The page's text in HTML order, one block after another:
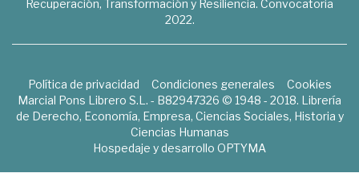
Recuperación, Transformación y Resiliencia. Convocatoria
2022.
Política de privacidad Condiciones generales
Cookies
Marcial Pons Librero S.L. - B82947326 © 1948 - 2018. Librería
de Derecho, Economía, Empresa, Ciencias Sociales, Historia y
Ciencias Humanas
Hospedaje y desarrollo OPTYMA